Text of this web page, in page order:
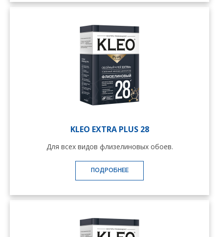
KLEO EXTRA PLUS 28
Для всех видов флизелиновых обоев.
ПОДРОБНЕЕ